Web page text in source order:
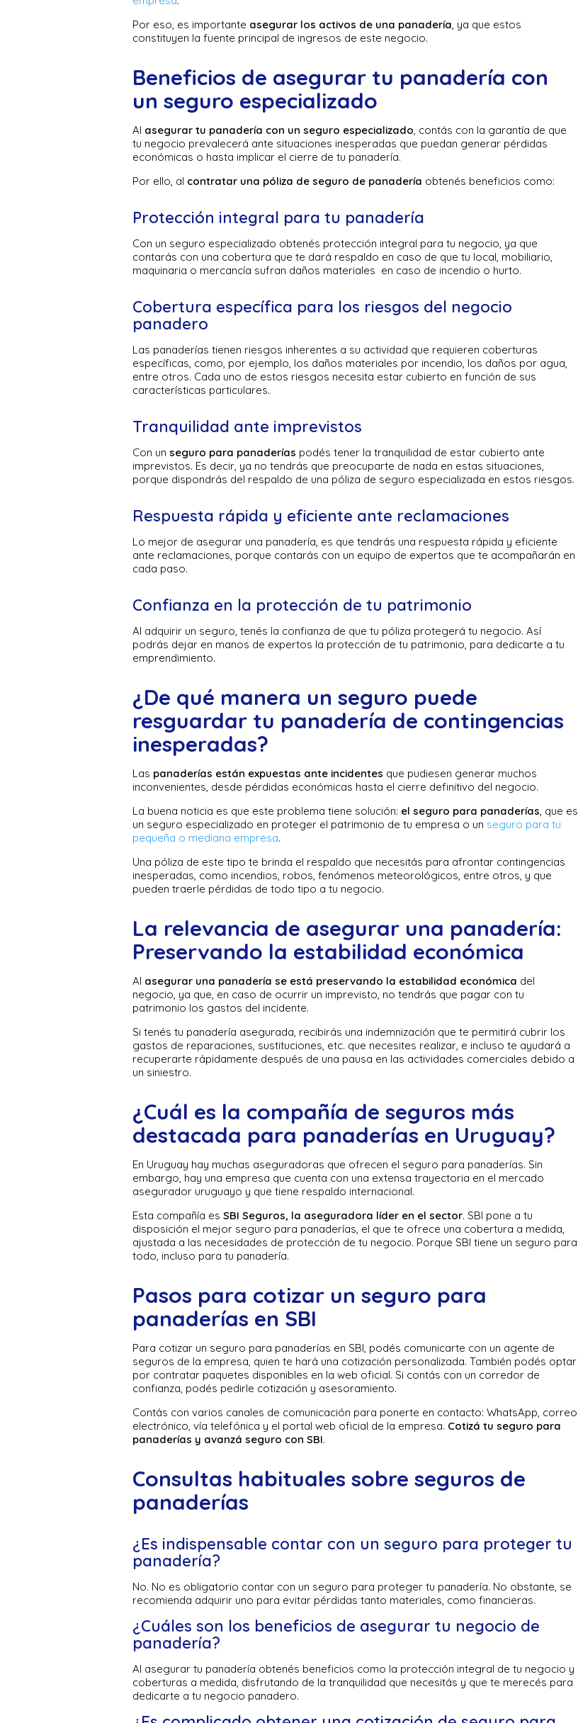
Por eso, es importante asegurar los activos de una panadería, ya que estos
constituyen la fuente principal de ingresos de este negocio.
Beneficios de asegurar tu panadería con
un seguro especializado
Al asegurar tu panadería con un seguro especializado, contás con la garantía de que
tu negocio prevalecerá ante situaciones inesperadas que puedan generar pérdidas
económicas o hasta implicar el cierre de tu panadería.
Por ello, al contratar una póliza de seguro de panadería obtenés beneficios como:
Protección integral para tu panadería
Con un seguro especializado obtenés protección integral para tu negocio, ya que
contarás con una cobertura que te dará respaldo en caso de que tu local, mobiliario,
maquinaria o mercancía sufran daños materiales en caso de incendio o hurto.
Cobertura específica para los riesgos del negocio
panadero
Las panaderías tienen riesgos inherentes a su actividad que requieren coberturas
específicas, como, por ejemplo, los daños materiales por incendio, los daños por agua,
entre otros. Cada uno de estos riesgos necesita estar cubierto en función de sus
características particulares.
Tranquilidad ante imprevistos
Con un seguro para panaderías podés tener la tranquilidad de estar cubierto ante
imprevistos. Es decir, ya no tendrás que preocuparte de nada en estas situaciones,
porque dispondrás del respaldo de una póliza de seguro especializada en estos riesgos.
Respuesta rápida y eficiente ante reclamaciones
Lo mejor de asegurar una panadería, es que tendrás una respuesta rápida y eficiente
ante reclamaciones, porque contarás con un equipo de expertos que te acompañarán en
cada paso.
Confianza en la protección de tu patrimonio
Al adquirir un seguro, tenés la confianza de que tu póliza protegerá tu negocio. Así
podrás dejar en manos de expertos la protección de tu patrimonio, para dedicarte a tu
emprendimiento.
¿De qué manera un seguro puede
resguardar tu panadería de contingencias
inesperadas?
Las panaderías están expuestas ante incidentes que pudiesen generar muchos
inconvenientes, desde pérdidas económicas hasta el cierre definitivo del negocio.
La buena noticia es que este problema tiene solución: el seguro para panaderías, que es
un seguro especializado en proteger el patrimonio de tu empresa o un seguro para tu
pequeña o mediana empresa.
Una póliza de este tipo te brinda el respaldo que necesitás para afrontar contingencias
inesperadas, como incendios, robos, fenómenos meteorológicos, entre otros, y que
pueden traerle pérdidas de todo tipo a tu negocio.
La relevancia de asegurar una panadería:
Preservando la estabilidad económica
Al asegurar una panadería se está preservando la estabilidad económica del
negocio, ya que, en caso de ocurrir un imprevisto, no tendrás que pagar con tu
patrimonio los gastos del incidente.
Si tenés tu panadería asegurada, recibirás una indemnización que te permitirá cubrir los
gastos de reparaciones, sustituciones, etc. que necesites realizar, e incluso te ayudará a
recuperarte rápidamente después de una pausa en las actividades comerciales debido a
un siniestro.
¿Cuál es la compañía de seguros más
destacada para panaderías en Uruguay?
En Uruguay hay muchas aseguradoras que ofrecen el seguro para panaderías. Sin
embargo, hay una empresa que cuenta con una extensa trayectoria en el mercado
asegurador uruguayo y que tiene respaldo internacional.
Esta compañía es SBI Seguros, la aseguradora líder en el sector. SBI pone a tu
disposición el mejor seguro para panaderías, el que te ofrece una cobertura a medida,
ajustada a las necesidades de protección de tu negocio. Porque SBI tiene un seguro para
todo, incluso para tu panadería.
Pasos para cotizar un seguro para
panaderías en SBI
Para cotizar un seguro para panaderías en SBI, podés comunicarte con un agente de
seguros de la empresa, quien te hará una cotización personalizada. También podés optar
por contratar paquetes disponibles en la web oficial. Si contás con un corredor de
confianza, podés pedirle cotización y asesoramiento.
Contás con varios canales de comunicación para ponerte en contacto: WhatsApp, correo
electrónico, vía telefónica y el portal web oficial de la empresa. Cotizá tu seguro para
panaderías y avanzá seguro con SBI.
Consultas habituales sobre seguros de
panaderías
¿Es indispensable contar con un seguro para proteger tu
panadería?
No. No es obligatorio contar con un seguro para proteger tu panadería. No obstante, se
recomienda adquirir uno para evitar pérdidas tanto materiales, como financieras.
¿Cuáles son los beneficios de asegurar tu negocio de
panadería?
Al asegurar tu panadería obtenés beneficios como la protección integral de tu negocio y
coberturas a medida, disfrutando de la tranquilidad que necesitás y que te merecés para
dedicarte a tu negocio panadero.